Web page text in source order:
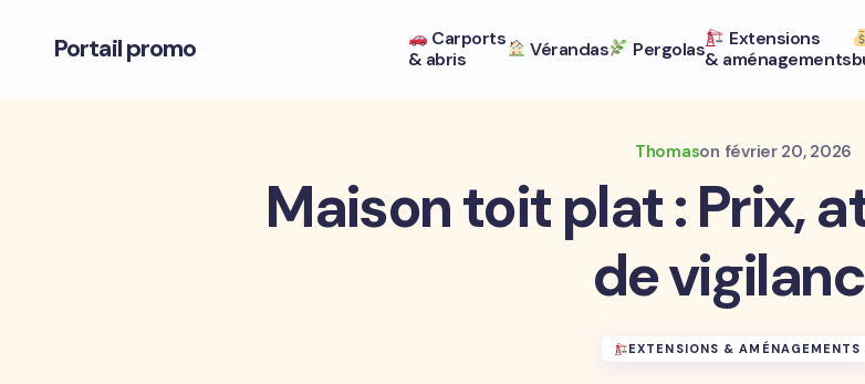
Portail promo
Carports
& abris
Vérandas Pergolas
Extensions
& aménagements
Thomason février 20, 2026
Maison toit plat : Prix,
de
EXTENSIONS & AMÉNAGEMENTS